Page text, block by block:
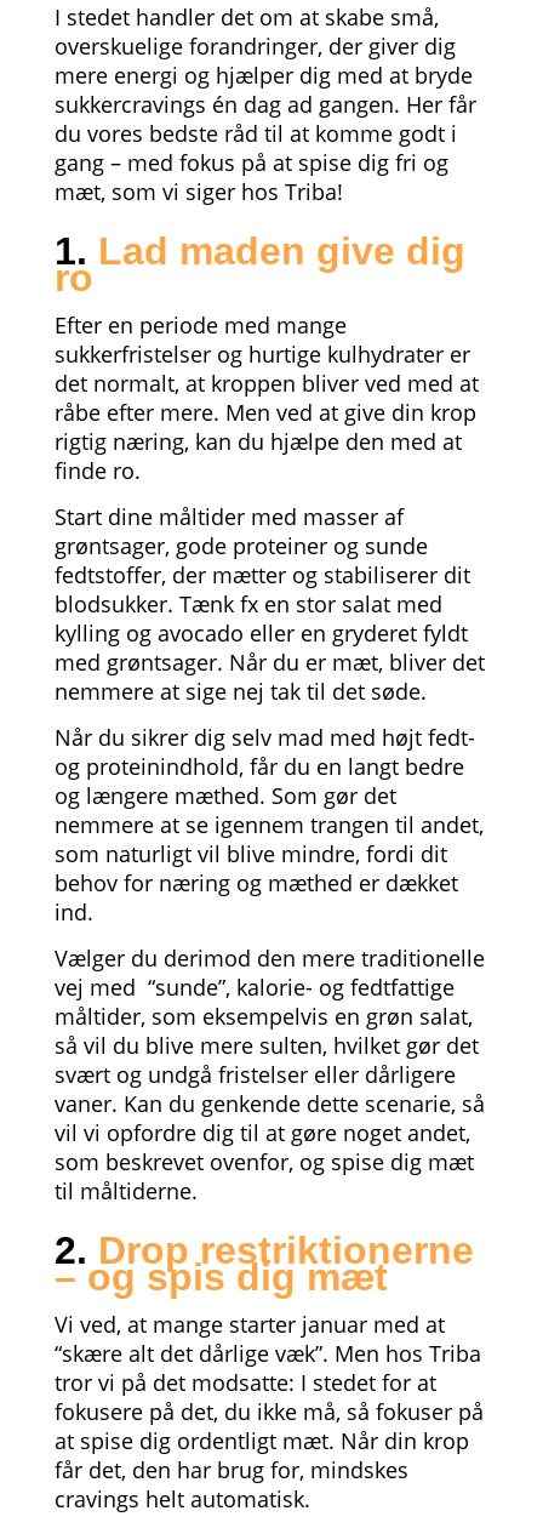
I stedet handler det om at skabe små,
overskuelige forandringer, der giver dig
mere energi og hjælper dig med at bryde
sukkercravings én dag ad gangen. Her får
du vores bedste råd til at komme godt i
gang – med fokus på at spise dig fri og
mæt, som vi siger hos Triba!
1. Lad maden give dig
ro
Efter en periode med mange
sukkerfristelser og hurtige kulhydrater er
det normalt, at kroppen bliver ved med at
råbe efter mere. Men ved at give din krop
rigtig næring, kan du hjælpe den med at
finde ro.
Start dine måltider med masser af
grøntsager, gode proteiner og sunde
fedtstoffer, der mætter og stabiliserer dit
blodsukker. Tænk fx en stor salat med
kylling og avocado eller en gryderet fyldt
med grøntsager. Når du er mæt, bliver det
nemmere at sige nej tak til det søde.
Når du sikrer dig selv mad med højt fedt-
og proteinindhold, får du en langt bedre
og længere mæthed. Som gør det
nemmere at se igennem trangen til andet,
som naturligt vil blive mindre, fordi dit
behov for næring og mæthed er dækket
ind.
Vælger du derimod den mere traditionelle
vej med “sunde”, kalorie- og fedtfattige
måltider, som eksempelvis en grøn salat,
så vil du blive mere sulten, hvilket gør det
svært og undgå fristelser eller dårligere
vaner. Kan du genkende dette scenarie, så
vil vi opfordre dig til at gøre noget andet,
som beskrevet ovenfor, og spise dig mæt
til måltiderne.
2. Drop restriktionerne
– og spis dig mæt
Vi ved, at mange starter januar med at
“skære alt det dårlige væk”. Men hos Triba
tror vi på det modsatte: I stedet for at
fokusere på det, du ikke må, så fokuser på
at spise dig ordentligt mæt. Når din krop
får det, den har brug for, mindskes
cravings helt automatisk.